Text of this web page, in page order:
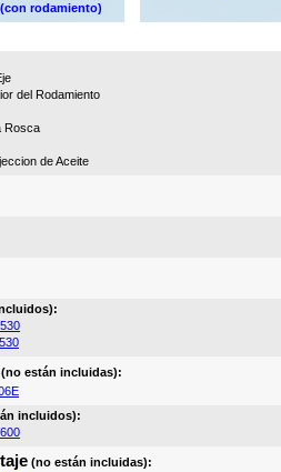
(con rodamiento)
del Rodamiento
Rosca
de Aceite
(no están incluidas):
incluidos):
(no están incluidas):